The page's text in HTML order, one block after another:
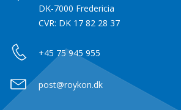
DK-7000 Fredericia
CVR: DK 17 82 28 37
+45 75 945 955
post@roykon.dk